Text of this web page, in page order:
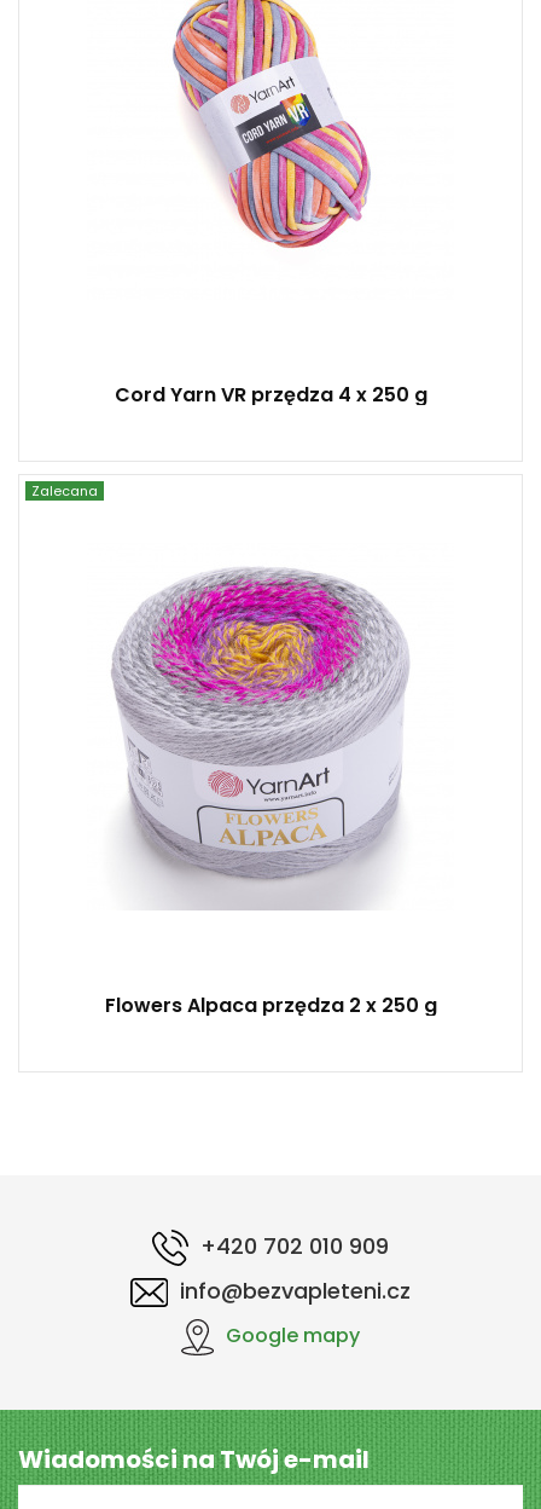
4
Cord Yarn VR przędza 4 x 250 g
Zalecana
250
940
2
Flowers Alpaca przędza 2 x 250 g
+420 702 010 909
info@bezvapleteni.cz
Google mapy
Wiadomości na Twój e-mail